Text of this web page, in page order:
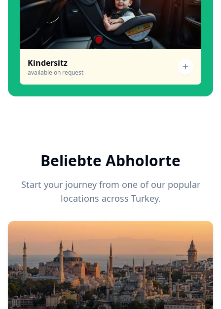
Kindersitz
available on request
Beliebte Abholorte
Start your journey from one of our popular
locations across Turkey.